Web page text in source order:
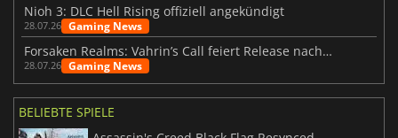
Nioh 3: DLC Hell Rising offiziell angekündigt
28.07.26 Gaming News
Forsaken Realms: Vahrin’s Call feiert Release nach 10 Jahren
28.07.26 Gaming News
BELIEBTE SPIELE